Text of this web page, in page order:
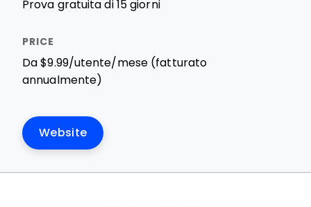
Prova gratuita di 15 giorni
Da $9.99/utente/mese (fatturato
annualmente)
Website